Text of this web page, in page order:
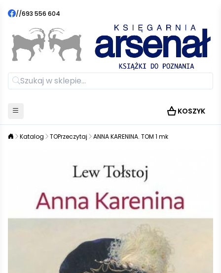
//693 556 604
KOSZYK
Katalog TOPrzeczytaj ANNA KARENINA. TOM 1 mk